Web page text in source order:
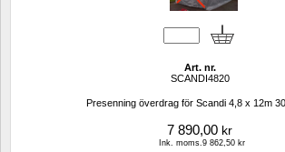
Art. nr.
SCANDI4820
Presenning överdrag för Scandi 4,8 x 12m
7 890,00 kr
Ink. moms.9 862,50 kr